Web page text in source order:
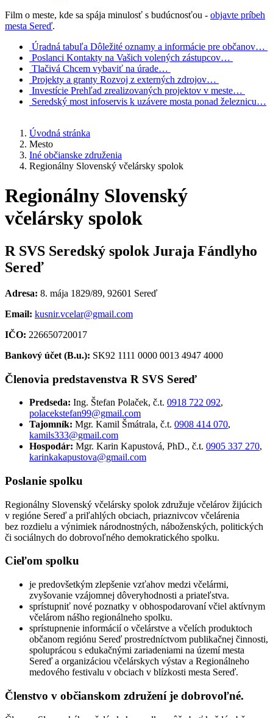
Film o meste, kde sa spája minulosť s budúcnosťou - objavte príbeh
mesta Sereď.
Úradná tabuľa Dôležité oznamy a informácie pre občanov…
Poslanci Kontakty na Vašich volených zástupcov…
Tlačivá Chcem vybaviť na úrade…
Projekty a granty Rozvoj z externých zdrojov…
Investície Prehľad zrealizovaných projektov v meste…
Seredský most infoservis k uzávere mosta ponad železnicu…
Úvodná stránka
Mesto
Iné občianske združenia
Regionálny Slovenský včelársky spolok
Regionálny Slovenský
včelársky spolok
R SVS Seredský spolok Juraja Fándlyho
Sereď
Adresa: 8. mája 1829/89, 92601 Sereď
Email: kusnir.vcelar@gmail.com
IČO: 226650720017
Bankový účet (B.u.): SK92 1111 0000 0013 4947 4000
Členovia predstavenstva R SVS Sereď
Predseda: Ing. Štefan Polaček, č.t. 0918 722 092,
polacekstefan99@gmail.com
Tajomník: Mgr. Kamil Šmátrala, č.t. 0908 414 070,
kamils333@gmail.com
Hospodár: Mgr. Karin Kapustová, PhD., č.t. 0905 337 270,
karinkakapustova@gmail.com
Poslanie spolku
Regionálny Slovenský včelársky spolok združuje včelárov žijúcich
v regióne Sereď a priľahlých obciach, priaznivcov včelárenia
bez rozdielu a výnimiek národnostných, náboženských, politických
či sociálnych do dobrovoľného demokratického spolku.
Cieľom spolku
je predovšetkým zlepšenie vzťahov medzi včelármi,
zvyšovanie vzájomnej dôveryhodnosti a priateľstva.
sprístupniť nové poznatky v obhospodarovaní včiel aktívnym
včelárom nášho regionálneho spolku.
sprístupnenie informácií o včelárstve a včelích produktoch
občanom regiónu Sereď prostredníctvom publikačnej činnosti,
spoluprácou s edukačnými zariadeniami na území mesta
Sereď a organizáciou včelárskych výstav a Regionálneho
medového festivalu v obciach v blízkosti mesta Sereď.
Členstvo v občianskom združení je dobrovoľné.